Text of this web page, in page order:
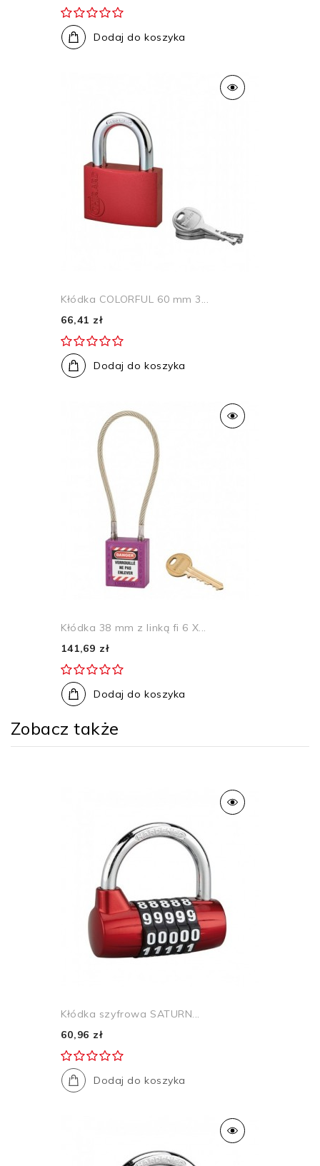
Dodaj do koszyka
Kłódka COLORFUL 60 mm 3...
66,41 zł
Dodaj do koszyka
Kłódka 38 mm z linką fi 6 X...
141,69 zł
Dodaj do koszyka
Zobacz także
Kłódka szyfrowa SATURN...
60,96 zł
Dodaj do koszyka